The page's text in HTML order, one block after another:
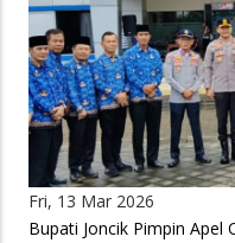
Fri, 13 Mar 2026
Bupati Joncik Pimpin Apel